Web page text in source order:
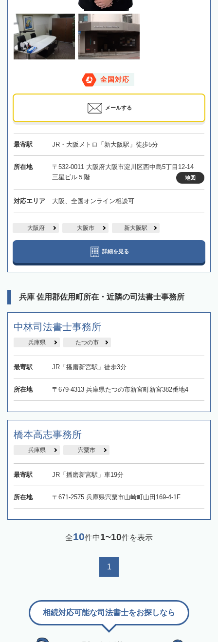
全国対応
メールする
最寄駅 JR・大阪メトロ「新大阪駅」徒歩5分
所在地
〒532-0011 大阪府大阪市淀川区西中島5丁目12-14
三星ビル５階
地図
対応エリア 大阪、全国オンライン相談可
大阪府 大阪市 新大阪駅
詳細を見る
兵庫 佐用郡佐用町所在・近隣の司法書士事務所
中林司法書士事務所
兵庫県 たつの市
最寄駅 JR「播磨新宮駅」徒歩3分
所在地 〒679-4313 兵庫県たつの市新宮町新宮382番地4
橋本高志事務所
兵庫県 宍粟市
最寄駅 JR「播磨新宮駅」車19分
所在地 〒671-2575 兵庫県宍粟市山崎町山田169-4-1F
全10件中1~10件を表示
1
相続対応可能な司法書士をお探しなら